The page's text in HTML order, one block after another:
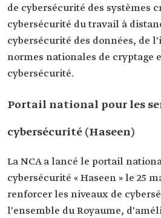
de cybersécurité des systèmes
cybersécurité du travail à
cybersécurité des données, de
normes nationales de cryptage
cybersécurité.
Portail national pour les
cybersécurité (Haseen)
La NCA a lancé le portail
cybersécurité « Haseen » le 25
renforcer les niveaux de
l'ensemble du Royaume,